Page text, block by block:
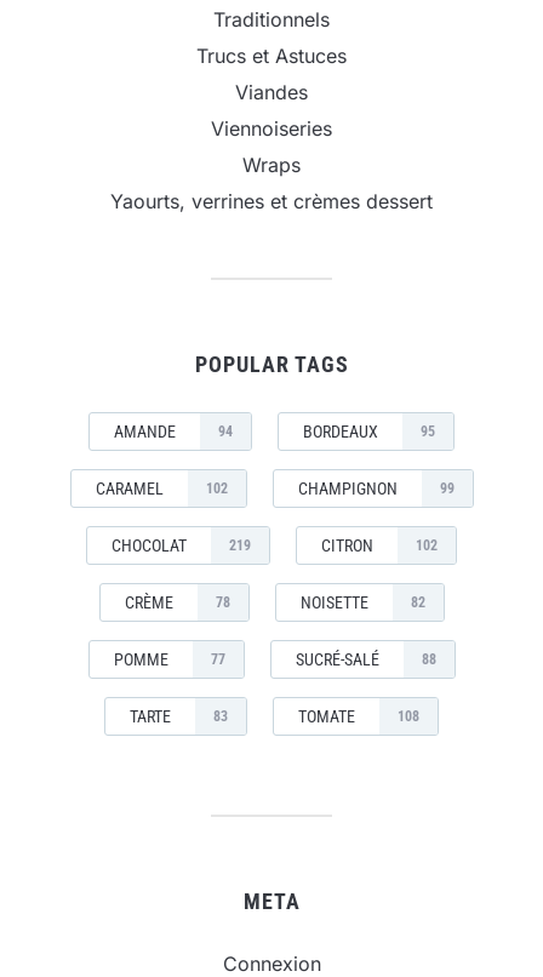
Traditionnels
Trucs et Astuces
Viandes
Viennoiseries
Wraps
Yaourts, verrines et crèmes dessert
POPULAR TAGS
AMANDE 94 BORDEAUX 95
CARAMEL 102 CHAMPIGNON 99
CHOCOLAT 219 CITRON 102
CRÈME 78 NOISETTE 82
POMME 77 SUCRÉ-SALÉ 88
TARTE 83 TOMATE 108
META
Connexion